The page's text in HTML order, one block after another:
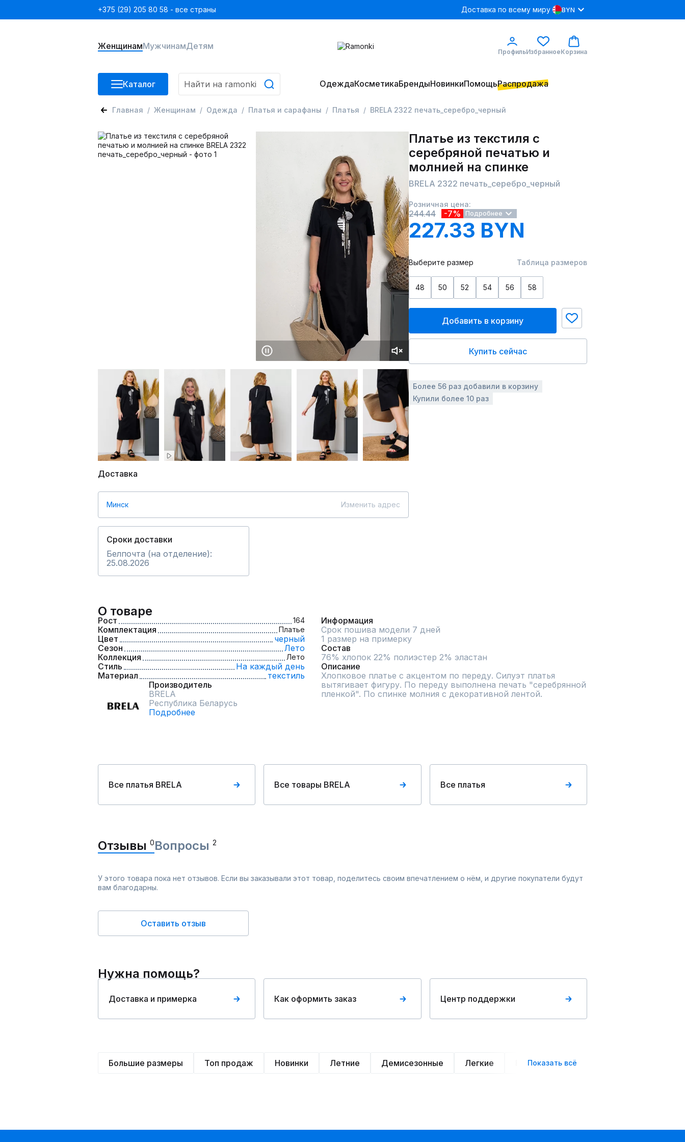
+375 (29) 205 80 58 - все страны Доставка по всему миру BYN
ЖенщинамМужчинамДетям
ПрофильИзбранноеКорзина
Каталог ОдеждаКосметикаБрендыНовинкиПомощьРаспродажа
Главная Женщинам Одежда Платья и сарафаны Платья BRELA 2322 печать_серебро_черный
Доставка
Минск Изменить адрес
Сроки доставки
Белпочта (на отделение):
25.08.2026
Платье из текстиля с
серебряной печатью и
молнией на спинке
BRELA 2322 печать_серебро_черный
Розничная цена:
244.44 -7% Подробнее
227.33 BYN
Выберите размер Таблица размеров
48 50 52 54 56 58
Добавить в корзину
Купить сейчас
Более 56 раз добавили в корзину
Купили более 10 раз
О товаре
Рост 164
Комплектация Платье
Цвет
черный
Сезон
Лето
Коллекция
Лето
Стиль
На каждый день
Материал
текстиль
Производитель
BRELA
Республика Беларусь
Подробнее
Информация
Срок пошива модели 7 дней
1 размер на примерку
Состав
76% хлопок 22% полиэстер 2% эластан
Описание
Хлопковое платье с акцентом по переду. Силуэт платья
вытягивает фигуру. По переду выполнена печать "серебрянной
пленкой". По спинке молния с декоративной лентой.
Все платья BRELA Все товары BRELA Все платья
Отзывы 0Вопросы 2
У этого товара пока нет отзывов. Если вы заказывали этот товар, поделитесь своим впечатлением о нём, и другие покупатели будут
вам благодарны.
Оставить отзыв
Нужна помощь?
Доставка и примерка Как оформить заказ Центр поддержки
Большие размеры Топ продаж Новинки Летние Демисезонные Легкие Нарядные
Показать всё